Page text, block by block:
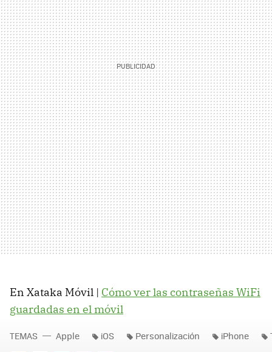
En Xataka Móvil | Cómo ver las contraseñas WiFi
guardadas en el móvil
TEMAS Apple iOS Personalización iPhone